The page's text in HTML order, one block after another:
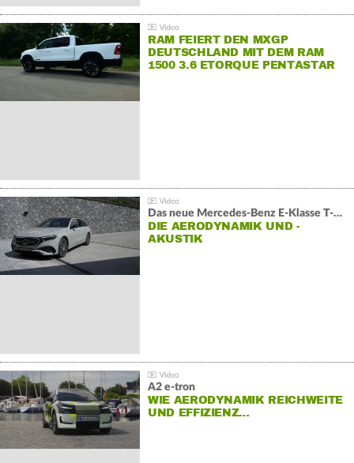
RAM FEIERT DEN MXGP
DEUTSCHLAND MIT DEM RAM
1500 3.6 ETORQUE PENTASTAR
Das neue Mercedes-Benz E-Klasse T-Modell
DIE AERODYNAMIK UND -
AKUSTIK
A2 e-tron
WIE AERODYNAMIK REICHWEITE
UND EFFIZIENZ…